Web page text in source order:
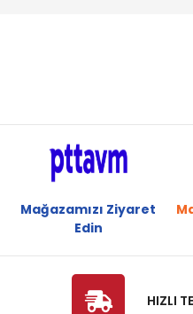
Mağazamızı Ziyaret
Edin
HIZLI